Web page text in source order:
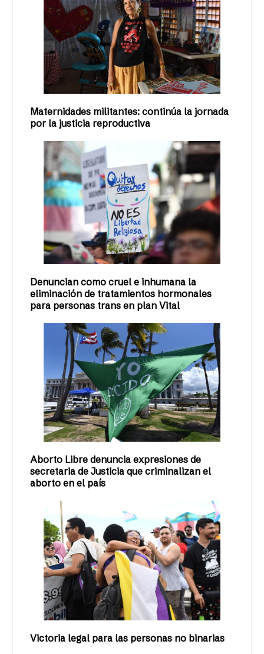
Maternidades militantes: continúa la jornada
por la justicia reproductiva
Denuncian como cruel e inhumana la
eliminación de tratamientos hormonales
para personas trans en plan Vital
Aborto Libre denuncia expresiones de
secretaria de Justicia que criminalizan el
aborto en el país
Victoria legal para las personas no binarias